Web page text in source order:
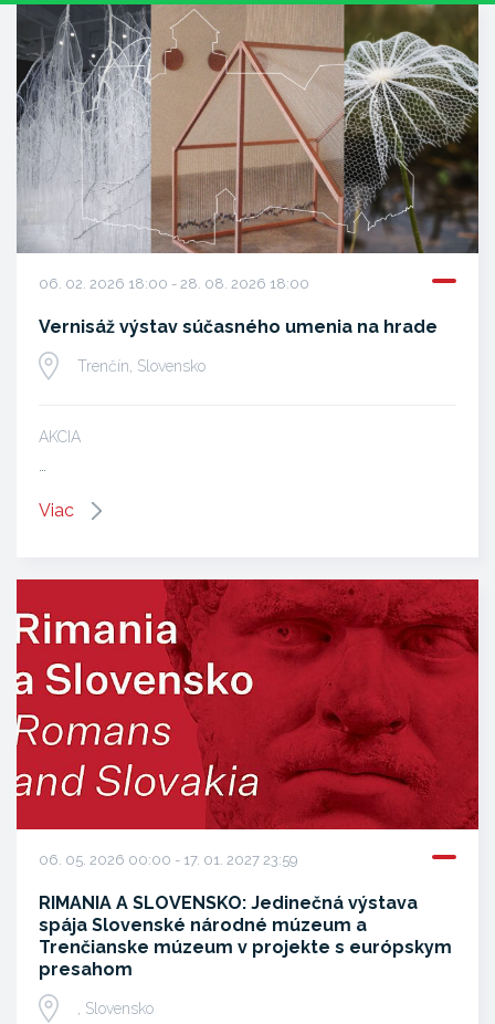
06. 02. 2026 18:00 - 28. 08. 2026 18:00
Vernisáž výstav súčasného umenia na hrade
Trenčín, Slovensko
AKCIA
…
Viac
06. 05. 2026 00:00 - 17. 01. 2027 23:59
RIMANIA A SLOVENSKO: Jedinečná výstava
spája Slovenské národné múzeum a
Trenčianske múzeum v projekte s európskym
presahom
, Slovensko